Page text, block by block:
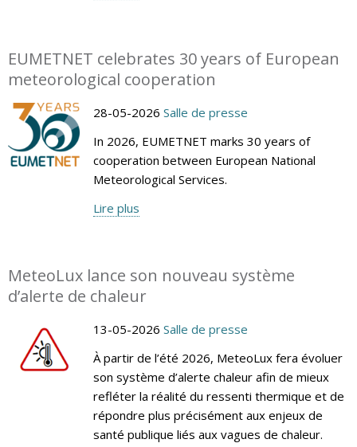
EUMETNET celebrates 30 years of European
meteorological cooperation
28-05-2026 Salle de presse
In 2026, EUMETNET marks 30 years of
cooperation between European National
Meteorological Services.
Lire plus
MeteoLux lance son nouveau système
d’alerte de chaleur
13-05-2026 Salle de presse
À partir de l’été 2026, MeteoLux fera évoluer
son système d’alerte chaleur afin de mieux
refléter la réalité du ressenti thermique et de
répondre plus précisément aux enjeux de
santé publique liés aux vagues de chaleur.